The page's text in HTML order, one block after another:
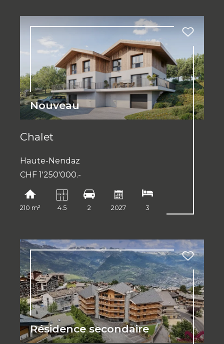
Nouveau
Chalet
Haute-Nendaz
CHF 1'250'000.-
210 m² 4.5 2 2027 3
Résidence secondaire